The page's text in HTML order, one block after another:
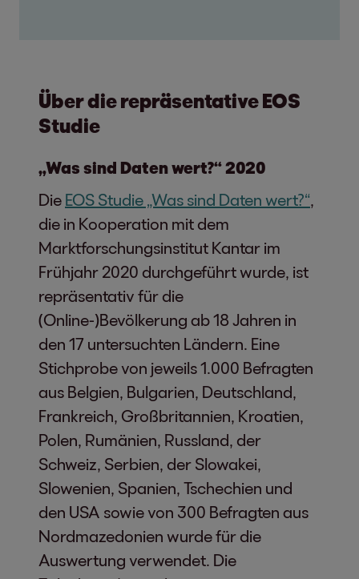
Über die repräsentative EOS
Studie
„Was sind Daten wert?“ 2020
Die EOS Studie „Was sind Daten wert?“
die in Kooperation mit dem
Marktforschungsinstitut Kantar im
Frühjahr 2020 durchgeführt wurde, ist
repräsentativ für die
(Online-)Bevölkerung ab 18 Jahren in
den 17 untersuchten Ländern. Eine
Stichprobe von jeweils 1.000 Befragten
aus Belgien, Bulgarien, Deutschland,
Frankreich, Großbritannien, Kroatien,
Polen, Rumänien, Russland, der
Schweiz, Serbien, der Slowakei,
Slowenien, Spanien, Tschechien und
den USA sowie von 300 Befragten aus
Nordmazedonien wurde für die
Auswertung verwendet. Die